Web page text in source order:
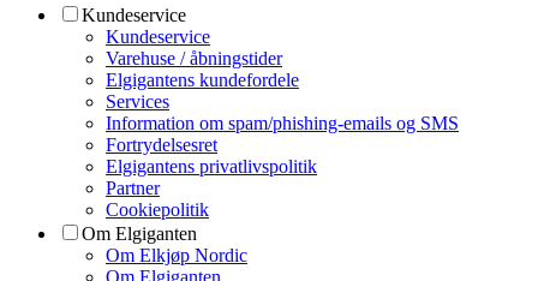
Kundeservice
Kundeservice
Varehuse / åbningstider
Elgigantens kundefordele
Services
Information om spam/phishing-emails og SMS
Fortrydelsesret
Elgigantens privatlivspolitik
Partner
Cookiepolitik
Om Elgiganten
Om Elkjøp Nordic